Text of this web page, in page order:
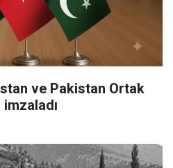
ve Pakistan Ortak